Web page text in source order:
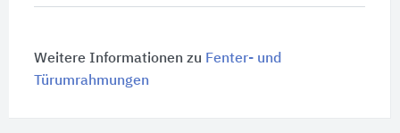
Weitere Informationen zu Fenter- und
Türumrahmungen